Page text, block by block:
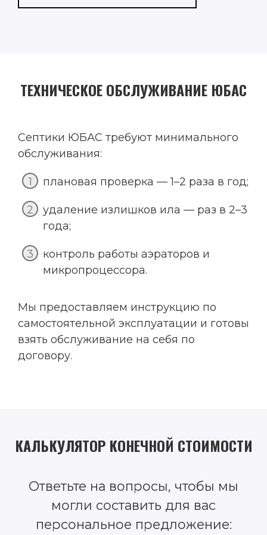
ТЕХНИЧЕСКОЕ ОБСЛУЖИВАНИЕ ЮБАС
Септики ЮБАС требуют минимального
обслуживания:
плановая проверка — 1–2 раза в год;
удаление излишков ила — раз в 2–3
года;
контроль работы аэраторов и
микропроцессора.
Мы предоставляем инструкцию по
самостоятельной эксплуатации и готовы
взять обслуживание на себя по
договору.
КАЛЬКУЛЯТОР КОНЕЧНОЙ СТОИМОСТИ
Ответьте на вопросы, чтобы мы
могли составить для вас
персональное предложение: